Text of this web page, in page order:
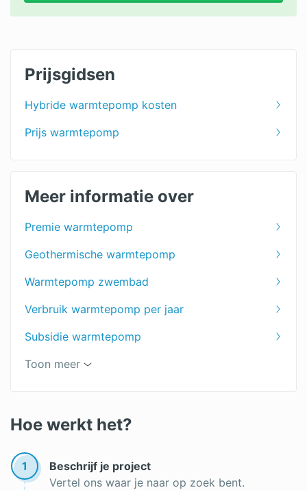
Prijsgidsen
Hybride warmtepomp kosten
Prijs warmtepomp
Meer informatie over
Premie warmtepomp
Geothermische warmtepomp
Warmtepomp zwembad
Verbruik warmtepomp per jaar
Subsidie warmtepomp
Lucht-lucht warmtepomp
Warmtepomp nadelen
Warmtepomp kopen
Warmtepomp installateur
Toon meer
Hoe werkt het?
1
Beschrijf je project
Vertel ons waar je naar op zoek bent.